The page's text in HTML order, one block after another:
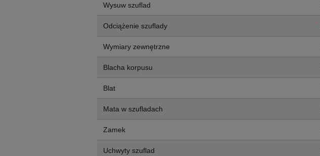
Wysuw szuflad
Odciążenie szuflady
Wymiary zewnętrzne
Blacha korpusu
Blat
Mata w szufladach
Zamek
Uchwyty szuflad